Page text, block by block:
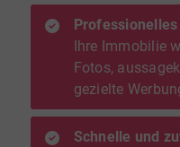
Ihre Immobilie
Fotos,
gezielte
Schnelle und